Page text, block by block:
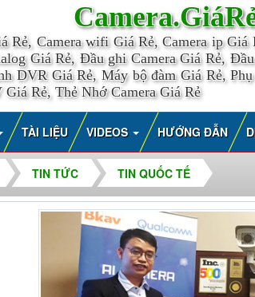
Rẻ, Camera wifi Giá Rẻ, Camera ip
Giá Rẻ, Đầu ghi Camera Giá Rẻ,
DVR Giá Rẻ, Máy bộ đàm Giá Rẻ,
Rẻ, Thẻ Nhớ Camera Giá Rẻ
TÀI LIỆU VIDEOS HƯỚNG ĐẪN
TIN TỨC TIN QUỐC TẾ